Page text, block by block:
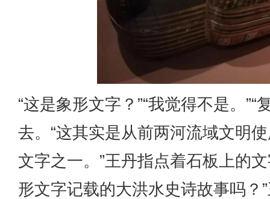
“这是象形文字？”“我觉得不是。
去。“这其实是从前两河流域文明
文字之一。”王丹指点着石板上的
形文字记载的大洪水史诗故事吗？